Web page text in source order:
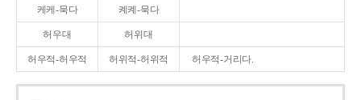
케케-묵다 켸켸-묵다
허우대 허위대
허우적-허우적 허위적-허위적 허우적-거리다.